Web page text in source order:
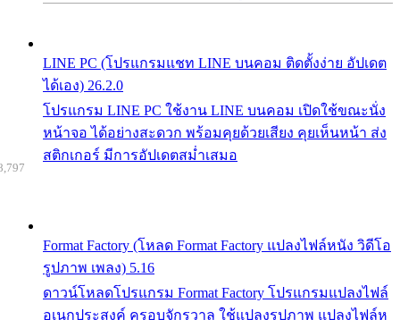
LINE PC (โปรแกรมแชท LINE บนคอม ติดตั้งง่าย อัปเดต
ได้เอง) 26.2.0
โปรแกรม LINE PC ใช้งาน LINE บนคอม เปิดใช้ขณะนั่ง
หน้าจอ ได้อย่างสะดวก พร้อมคุยด้วยเสียง คุยเห็นหน้า ส่ง
สติกเกอร์ มีการอัปเดตสม่ำเสมอ
Format Factory (โหลด Format Factory แปลงไฟล์หนัง วิดีโอ
รูปภาพ เพลง) 5.16
ดาวน์โหลดโปรแกรม Format Factory โปรแกรมแปลงไฟล์
อเนกประสงค์ ครอบจักรวาล ใช้แปลงรูปภาพ แปลงไฟล์ห